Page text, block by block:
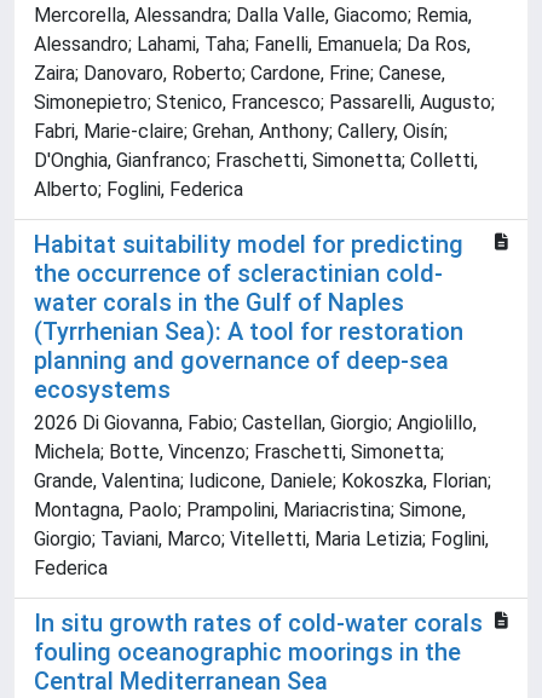
Mercorella, Alessandra; Dalla Valle, Giacomo; Remia,
Alessandro; Lahami, Taha; Fanelli, Emanuela; Da Ros,
Zaira; Danovaro, Roberto; Cardone, Frine; Canese,
Simonepietro; Stenico, Francesco; Passarelli, Augusto;
Fabri, Marie‐claire; Grehan, Anthony; Callery, Oisín;
D'Onghia, Gianfranco; Fraschetti, Simonetta; Colletti,
Alberto; Foglini, Federica
Habitat suitability model for predicting
the occurrence of scleractinian cold-
water corals in the Gulf of Naples
(Tyrrhenian Sea): A tool for restoration
planning and governance of deep-sea
ecosystems
2026 Di Giovanna, Fabio; Castellan, Giorgio; Angiolillo,
Michela; Botte, Vincenzo; Fraschetti, Simonetta;
Grande, Valentina; Iudicone, Daniele; Kokoszka, Florian;
Montagna, Paolo; Prampolini, Mariacristina; Simone,
Giorgio; Taviani, Marco; Vitelletti, Maria Letizia; Foglini,
Federica
In situ growth rates of cold-water corals
fouling oceanographic moorings in the
Central Mediterranean Sea